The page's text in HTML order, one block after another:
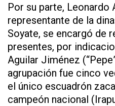
Por su parte, Leonardo
representante de la
Soyate, se encargó de
presentes, por
Aguilar Jiménez
agrupación fue cinco
el único escuadrón
campeón nacional